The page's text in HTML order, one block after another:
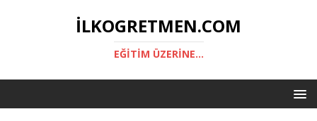
ILKOGRETMEN.COM
EĞITIM ÜZERINE...